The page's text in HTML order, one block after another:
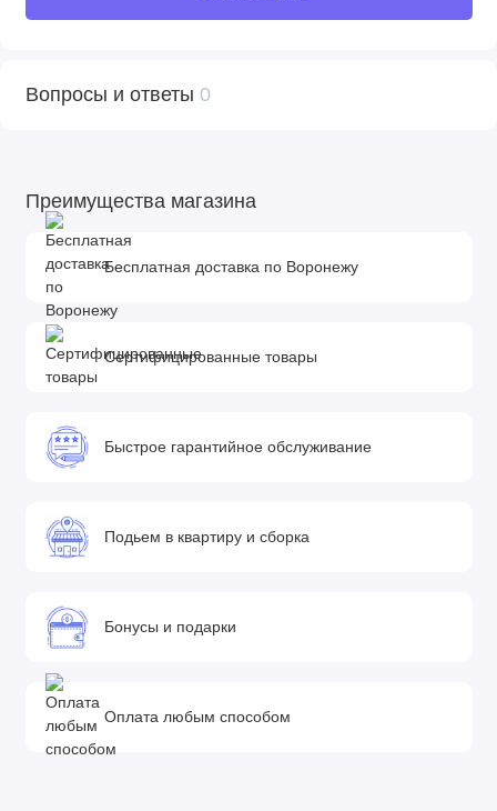
Вопросы и ответы 0
Преимущества магазина
Бесплатная доставка по Воронежу
Сертифицированные товары
Быстрое гарантийное обслуживание
Подьем в квартиру и сборка
Бонусы и подарки
Оплата любым способом